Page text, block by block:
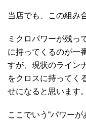
当店でも、この組み
ミクロパワーが残っ
に持ってくるのが一
すが、現状のライン
をクロスに持ってく
せになると思います。
ここでいう“パワー